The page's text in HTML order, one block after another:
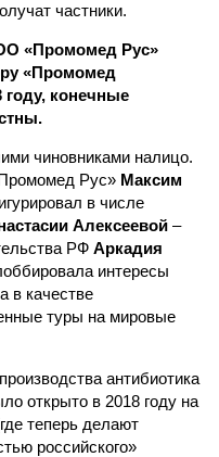
частники.
«Промомед Рус»
«Промомед
году, конечные
чиновниками налицо.
Рус» Максим
в числе
Алексеевой –
РФ Аркадия
интересы
в качестве
туры на мировые
антибиотика
открыто в 2018 году на
теперь делают
российского»